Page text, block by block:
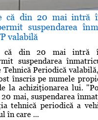
că din 20 mai intră
suspendarea
valabilă
că din 20 mai intră
suspendarea
Periodică
înscris pe numele
la achiziţionarea lui.
20 mai, suspendarea
tehnică periodică a
în care ...